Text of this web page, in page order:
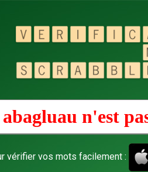
n'est
vérifier vos mots facilement :